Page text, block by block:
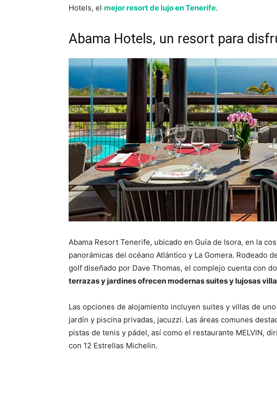
Hotels, el mejor resort de lujo en Tenerife.
Abama Hotels, un resort para
Abama Resort Tenerife, ubicado en Guía de Isora, en la
panorámicas del océano Atlántico y La Gomera. Rodeado
golf diseñado por Dave Thomas, el complejo cuenta con
terrazas y jardines ofrecen modernas suites y lujosas
Las opciones de alojamiento incluyen suites y villas de
jardín y piscina privadas, jacuzzi. Las áreas comunes
pistas de tenis y pádel, así como el restaurante MELVIN,
con 12 Estrellas Michelin.